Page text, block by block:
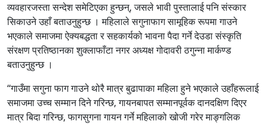
व्यवहारजस्ता सन्देश समेटिएका हुन्छन्, जसले भावी पुस्तालाई पनि संस्कार
सिकाउने उहाँ बताउनुहुन्छ । महिलाले सगुनाफाग सामूहिक रूपमा गाउने
भएकाले समाजमा ऐक्यबद्धता र सहकार्यको भावना पैदा गर्ने देउडा संस्कृति
संरक्षण प्रतिष्ठानका शुक्लाफाँटा नगर अध्यक्ष गोदावरी ठगुन्ना मार्कण्ड
बताउनुहुन्छ ।
“गाउँमा सगुना फाग गाउने थोरै मात्र बुढापाका महिला हुने भएकाले उहाँहरूलाई
समाजमा उच्च सम्मान दिने गरिन्छ, गायनबापत सम्मानपूर्वक दानदक्षिण दिएर
मात्र बिदा गरिन्छ, फागसुगना गायन गर्ने महिलाको खोजी गरेर माङ्गलिक